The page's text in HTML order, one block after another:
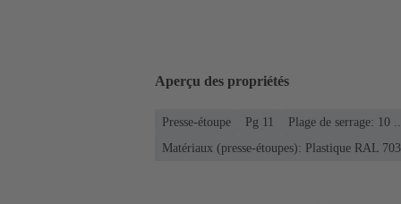
Aperçu des propriétés
Presse-étoupe Pg 11
Plage de serrage: 10
Matériaux (presse-étoupes): Plastique RAL